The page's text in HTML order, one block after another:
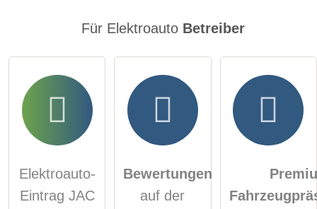
Für Elektroauto Betreiber
Elektroauto-
Eintrag JAC
Bewertungen
auf der